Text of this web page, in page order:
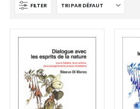
FILTER